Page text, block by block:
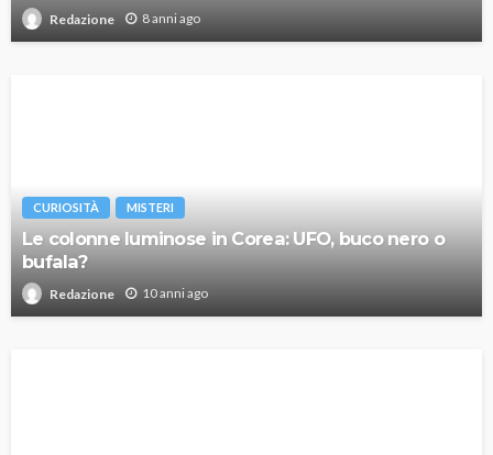
Redazione 8 anni ago
CURIOSITÀ MISTERI
Le colonne luminose in Corea: UFO, buco nero o
bufala?
Redazione 10 anni ago